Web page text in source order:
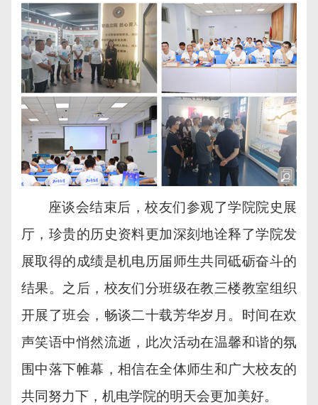
座谈会结束后，校友们参观了学院院史展
厅，珍贵的历史资料更加深刻地诠释了学院发
展取得的成绩是机电历届师生共同砥砺奋斗的
结果。之后，校友们分班级在教三楼教室组织
开展了班会，畅谈二十载芳华岁月。时间在欢
声笑语中悄然流逝，此次活动在温馨和谐的氛
围中落下帷幕，相信在全体师生和广大校友的
共同努力下，机电学院的明天会更加美好。